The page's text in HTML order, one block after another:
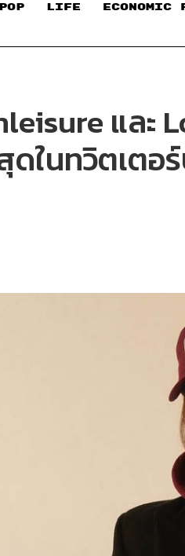
POP LIFE ECONOMIC
และ
ในทวิตเตอ